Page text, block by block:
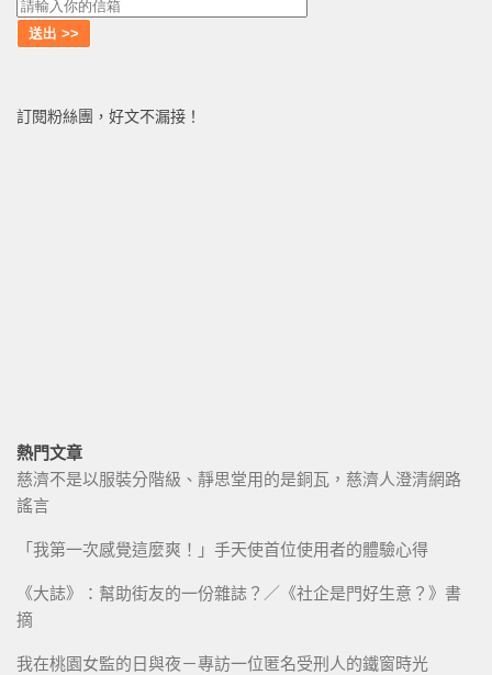
訂閱粉絲團，好文不漏接！
熱門文章
慈濟不是以服裝分階級、靜思堂用的是銅瓦，慈濟人澄清網路
謠言
「我第一次感覺這麼爽！」手天使首位使用者的體驗心得
《大誌》：幫助街友的一份雜誌？／《社企是門好生意？》書
摘
我在桃園女監的日與夜－專訪一位匿名受刑人的鐵窗時光